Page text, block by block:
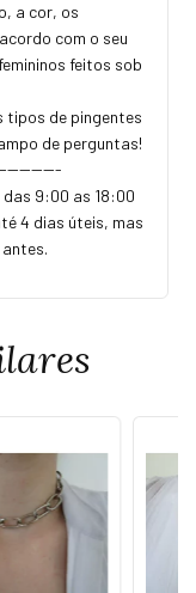
a cor, os
com o seu
feitos sob
tipos de pingentes
de perguntas!
9:00 as 18:00
4 dias úteis, mas